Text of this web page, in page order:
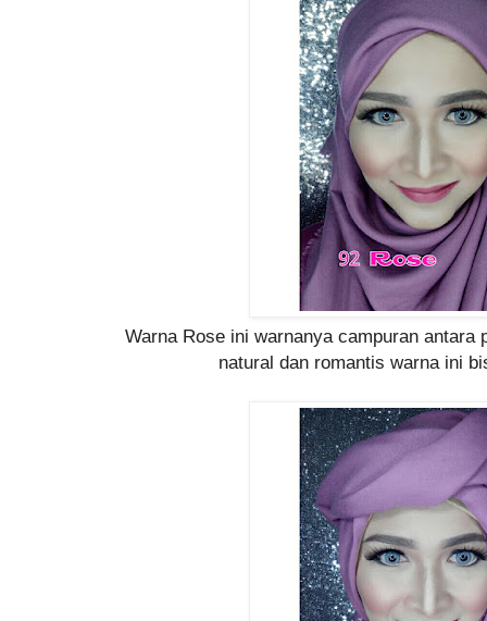
Warna Rose ini warnanya campuran antara
natural dan romantis warna ini